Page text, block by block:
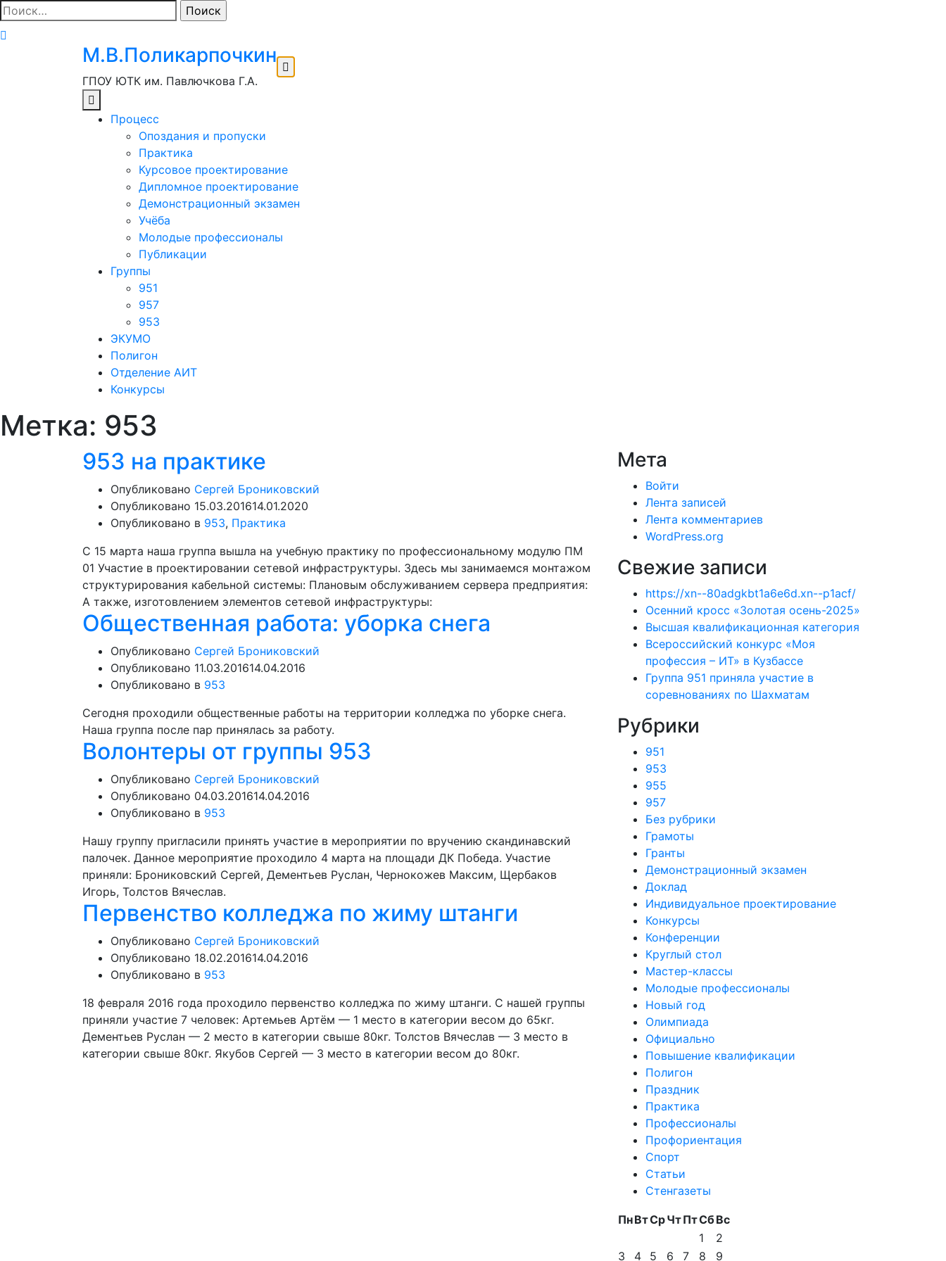
Перейти
к
содержимому
Найти:
М.В.Поликарпочкин
ГПОУ ЮТК им. Павлючкова Г.А.
Процесс
Опоздания и пропуски
Практика
Курсовое проектирование
Дипломное проектирование
Демонстрационный экзамен
Учёба
Молодые профессионалы
Публикации
Группы
951
957
953
ЭКУМО
Полигон
Отделение АИТ
Конкурсы
Метка: 953
953 на практике
Опубликовано Сергей Брониковский
Опубликовано 15.03.201614.01.2020
Опубликовано в 953, Практика
С 15 марта наша группа вышла на учебную практику по профессиональному модулю ПМ
01 Участие в проектировании сетевой инфраструктуры. Здесь мы занимаемся монтажом
структурирования кабельной системы: Плановым обслуживанием сервера предприятия:
А также, изготовлением элементов сетевой инфраструктуры:
Общественная работа: уборка снега
Опубликовано Сергей Брониковский
Опубликовано 11.03.201614.04.2016
Опубликовано в 953
Сегодня проходили общественные работы на территории колледжа по уборке снега.
Наша группа после пар принялась за работу.
Волонтеры от группы 953
Опубликовано Сергей Брониковский
Опубликовано 04.03.201614.04.2016
Опубликовано в 953
Нашу группу пригласили принять участие в мероприятии по вручению скандинавский
палочек. Данное мероприятие проходило 4 марта на площади ДК Победа. Участие
приняли: Брониковский Сергей, Дементьев Руслан, Чернокожев Максим, Щербаков
Игорь, Толстов Вячеслав.
Первенство колледжа по жиму штанги
Опубликовано Сергей Брониковский
Опубликовано 18.02.201614.04.2016
Опубликовано в 953
18 февраля 2016 года проходило первенство колледжа по жиму штанги. С нашей группы
приняли участие 7 человек: Артемьев Артём — 1 место в категории весом до 65кг.
Дементьев Руслан — 2 место в категории свыше 80кг. Толстов Вячеслав — 3 место в
категории свыше 80кг. Якубов Сергей — 3 место в категории весом до 80кг.
Мета
Войти
Лента записей
Лента комментариев
WordPress.org
Свежие записи
https://xn--80adgkbt1a6e6d.xn--p1acf/
Осенний кросс «Золотая осень-2025»
Высшая квалификационная категория
Всероссийский конкурс «Моя
профессия – ИТ» в Кузбассе
Группа 951 приняла участие в
соревнованиях по Шахматам
Рубрики
951
953
955
957
Без рубрики
Грамоты
Гранты
Демонстрационный экзамен
Доклад
Индивидуальное проектирование
Конкурсы
Конференции
Круглый стол
Мастер-классы
Молодые профессионалы
Новый год
Олимпиада
Официально
Повышение квалификации
Полигон
Праздник
Практика
Профессионалы
Профориентация
Спорт
Статьи
Стенгазеты
ПнВтСрЧтПтСбВс
1
2
3
4 5 6 7 8
9